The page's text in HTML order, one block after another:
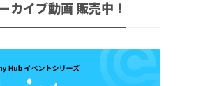
カイブ動画 販売中！